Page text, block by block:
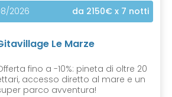
2026
da 2150€ x 7 notti
Le Marze
fino a -10%: pineta di oltre 20
accesso diretto al mare e un
parco avventura!